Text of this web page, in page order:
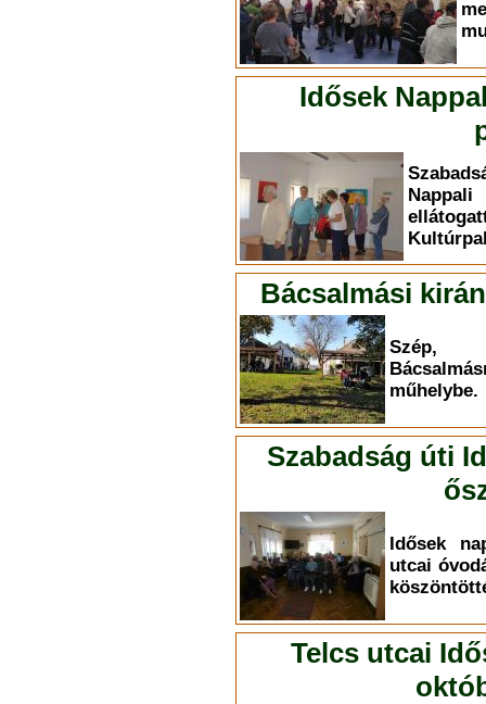
Idősek
Bácsalmási
Szép,
műhelybe.
Szabadság úti
Idősek
utcai
Telcs utcai